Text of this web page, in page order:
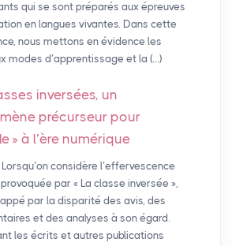
qui se sont préparés aux épreuves
en langues vivantes. Dans cette
nous mettons en évidence les
modes d’apprentissage et la (…)
inversées, un
précurseur pour
» à l’ère numérique
Lorsqu’on considère l’effervescence
par « La classe inversée »,
par la disparité des avis, des
et des analyses à son égard.
les écrits et autres publications